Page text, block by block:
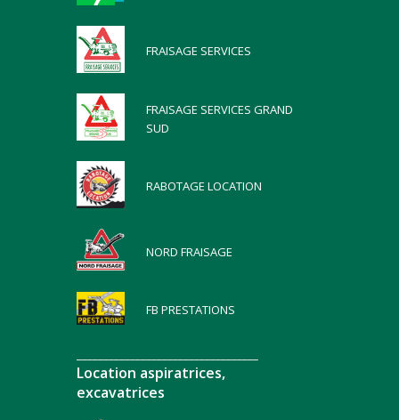
FRAISAGE SERVICES
FRAISAGE SERVICES GRAND
SUD
RABOTAGE LOCATION
NORD FRAISAGE
FB PRESTATIONS
Location aspiratrices,
excavatrices